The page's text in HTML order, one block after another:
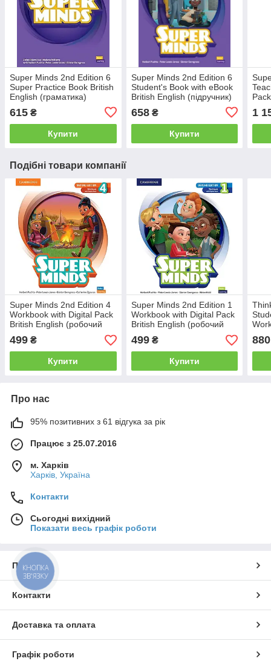
Super Minds 2nd Edition 6
Super Practice Book British
English (граматика)
615 ₴
Купити
Super Minds 2nd Edition 6
Student's Book with eBook
British English (підручник)
658₴
Купити
1
Подібні товари компанії
Super Minds 2nd Edition 4
Workbook with Digital Pack
British English (робочий
зошит)
499 ₴
Купити
Super Minds 2nd Edition 1
Workbook with Digital Pack
British English (робочий
зошит)
499₴
Купити
ел.
880
Про нас
95% позитивних з 61 відгука за рік
Працює з 25.07.2016
м. Харків
Харків, Україна
Контакти
Сьогодні вихідний
Показати весь графік роботи
Про нас
Контакти
Доставка та оплата
Графік роботи
КНОПКА
ЗВ'ЯЗКУ